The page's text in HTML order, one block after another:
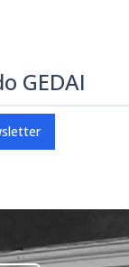
GEDAI